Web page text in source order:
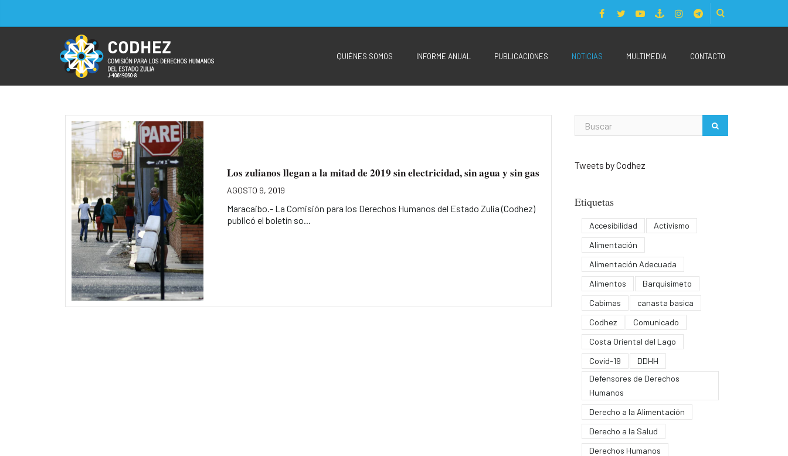
QUIÉNES SOMOS INFORME ANUAL PUBLICACIONES NOTICIAS MULTIMEDIA CONTACTO
Los zulianos llegan a la mitad de 2019 sin electricidad, sin agua y sin gas
AGOSTO 9, 2019
Maracaibo.- La Comisión para los Derechos Humanos del Estado Zulia (Codhez)
publicó el boletín so...
Tweets by Codhez
Etiquetas
Accesibilidad
Activismo
Alimentación
Alimentación Adecuada
Alimentos
Barquisimeto
Cabimas
canasta basica
Codhez
Comunicado
Costa Oriental del Lago
Covid-19
DDHH
Defensores de Derechos
Humanos
Derecho a la Alimentación
Derecho a la Salud
Derechos Humanos